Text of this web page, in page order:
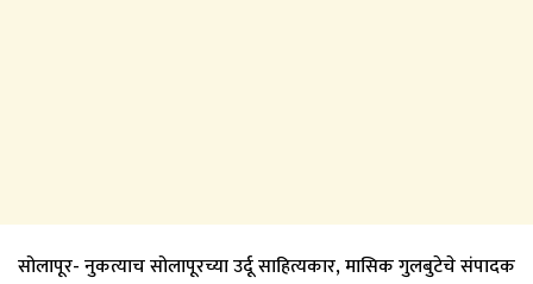
सोलापूर- नुकत्याच सोलापूरच्या उर्दू साहित्यकार, मासिक गुलबुटेचे संपादक